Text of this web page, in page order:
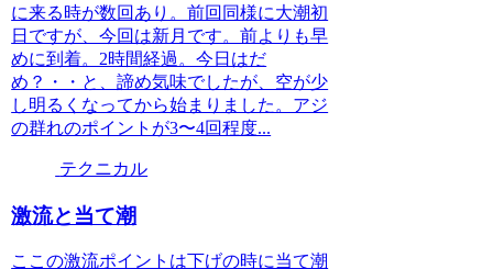
に来る時が数回あり。前回同様に大潮初
日ですが、今回は新月です。前よりも早
めに到着。2時間経過。今日はだ
め？・・と、諦め気味でしたが、空が少
し明るくなってから始まりました。アジ
の群れのポイントが3〜4回程度...
テクニカル
激流と当て潮
ここの激流ポイントは下げの時に当て潮